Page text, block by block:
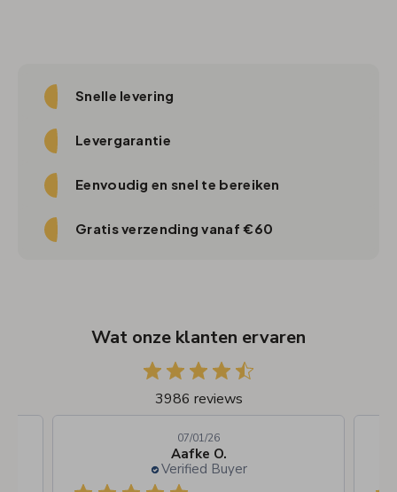
Snelle levering
Levergarantie
Eenvoudig en snel te bereiken
Gratis verzending vanaf €60
Wat onze klanten ervaren
3986 reviews
Aafke O.
Verified Buyer
07/01/26